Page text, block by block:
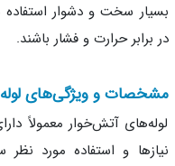
سخت و دشوار استفاده
حرارت و فشار باشند.
و ویژگی‌های لوله
آتش‌خوار معمولاً
و استفاده مورد نظر